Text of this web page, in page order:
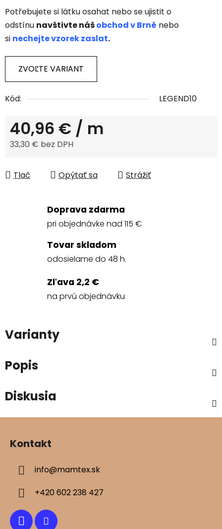
Potřebujete si látku osahat nebo se ujistit o
odstínu navštivte nášobchod v Brně nebo
si nechejte vzorek zaslat.
ZVOĽTE VARIANT
Kód: LEGEND10
40,96 € / m
33,30 € bez DPH
Tlač
Opýtať sa Strážiť
Doprava zdarma
pri objednávke nad 115 €
Tovar skladom
odosielame do 48 h.
Zľava 2,2 €
na prvú objednávku
Varianty
Popis
Diskusia
Z
Kontakt
info@mamtex.sk
+420 602 238 427